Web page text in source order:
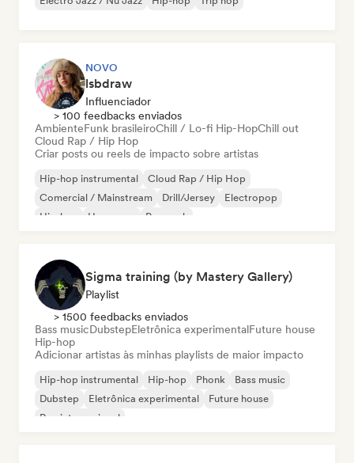
NOVO
lsbdraw
Influenciador
> 100 feedbacks enviados
AmbienteFunk brasileiroChill / Lo-fi Hip-HopChill out
Cloud Rap / Hip Hop
Criar posts ou reels de impacto sobre artistas
Hip-hop instrumental
Cloud Rap / Hip Hop
Comercial / Mainstream
Drill/Jersey
Electropop
Hip-hop
Hyperpop Pop rock
Sigma training (by Mastery Gallery)
Playlist
> 1500 feedbacks enviados
Bass musicDubstepEletrônica experimentalFuture house
Hip-hop
Adicionar artistas às minhas playlists de maior impacto
Hip-hop instrumental Hip-hop Phonk
Bass music
Dubstep
Eletrônica experimental
Future house
Rap internacional